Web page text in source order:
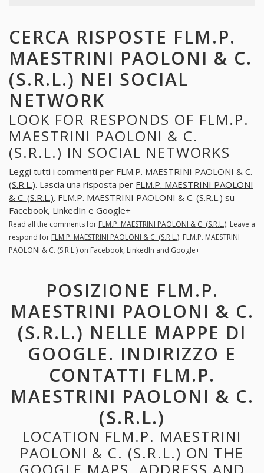
CERCA RISPOSTE FLM.P.
MAESTRINI PAOLONI & C.
(S.R.L.) NEI SOCIAL
NETWORK
LOOK FOR RESPONDS OF FLM.P.
MAESTRINI PAOLONI & C.
(S.R.L.) IN SOCIAL NETWORKS
Leggi tutti i commenti per FLM.P. MAESTRINI PAOLONI & C.
(S.R.L.). Lascia una risposta per FLM.P. MAESTRINI PAOLONI
& C. (S.R.L.). FLM.P. MAESTRINI PAOLONI & C. (S.R.L.) su
Facebook, LinkedIn e Google+
Read all the comments for FLM.P. MAESTRINI PAOLONI & C. (S.R.L.). Leave a
respond for FLM.P. MAESTRINI PAOLONI & C. (S.R.L.). FLM.P. MAESTRINI
PAOLONI & C. (S.R.L.) on Facebook, LinkedIn and Google+
POSIZIONE FLM.P.
MAESTRINI PAOLONI & C.
(S.R.L.) NELLE MAPPE DI
GOOGLE. INDIRIZZO E
CONTATTI FLM.P.
MAESTRINI PAOLONI & C.
(S.R.L.)
LOCATION FLM.P. MAESTRINI
PAOLONI & C. (S.R.L.) ON THE
GOOGLE MAPS. ADDRESS AND